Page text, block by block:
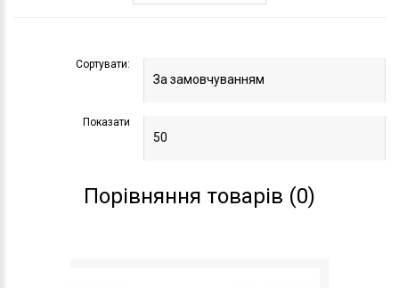
ксенонові лампи;
комплекти ксенону;
ксенонові штатні лампи;
баласти, призначені для ксенонових ламп.
Представлені лампи KAIXEN володіють міцним і надійним
нову формулу суміші інертних газів. Виробникові також
вдалося збільшити термін служби даних освітлювальних
Сортувати:
Показати
Порівняння товарів (0)